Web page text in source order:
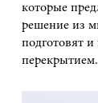
которые
решение из
подготовят
перекрытием.